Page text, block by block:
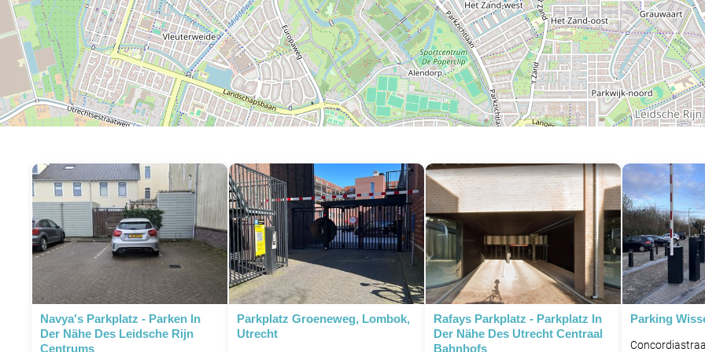
Navya's Parkplatz - Parken In
Der Nähe Des Leidsche Rijn
Centrums
Parkplatz Groeneweg, Lombok,
Utrecht
Rafays Parkplatz - Parkplatz In
Der Nähe Des Utrecht Centraal
Bahnhofs
Parking